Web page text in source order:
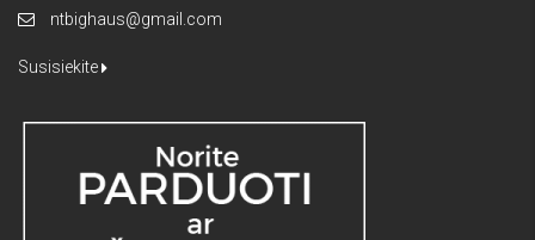
ntbighaus@gmail.com
Susisiekite